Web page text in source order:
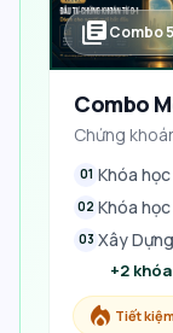
library_booksCombo5
Combo
Chứng
01 Khóa
02 Khóa
03 Xây
Gian
+2
local_fire_department Tiết